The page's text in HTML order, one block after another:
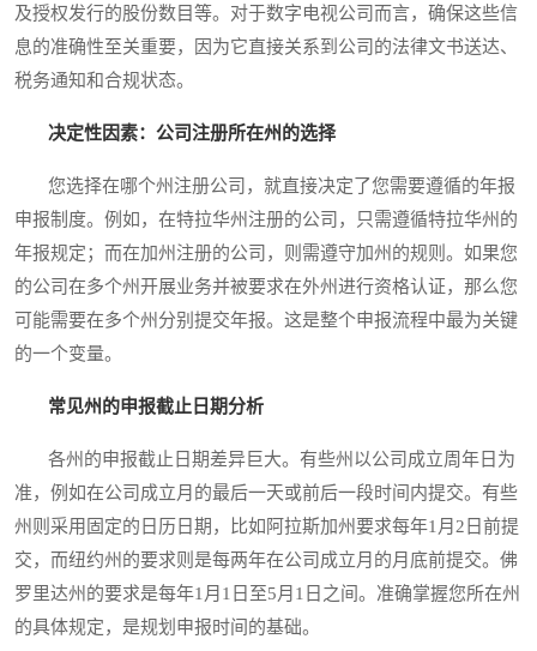
及授权发行的股份数目等。对于数字电视公司而言，确保这些信
息的准确性至关重要，因为它直接关系到公司的法律文书送达、
税务通知和合规状态。
决定性因素：公司注册所在州的选择
您选择在哪个州注册公司，就直接决定了您需要遵循的年报
申报制度。例如，在特拉华州注册的公司，只需遵循特拉华州的
年报规定；而在加州注册的公司，则需遵守加州的规则。如果您
的公司在多个州开展业务并被要求在外州进行资格认证，那么您
可能需要在多个州分别提交年报。这是整个申报流程中最为关键
的一个变量。
常见州的申报截止日期分析
各州的申报截止日期差异巨大。有些州以公司成立周年日为
准，例如在公司成立月的最后一天或前后一段时间内提交。有些
州则采用固定的日历日期，比如阿拉斯加州要求每年1月2日前提
交，而纽约州的要求则是每两年在公司成立月的月底前提交。佛
罗里达州的要求是每年1月1日至5月1日之间。准确掌握您所在州
的具体规定，是规划申报时间的基础。